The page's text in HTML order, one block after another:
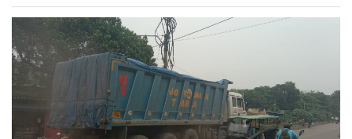
ce
b
o
k
st
o
d
o
n
ail ar
e